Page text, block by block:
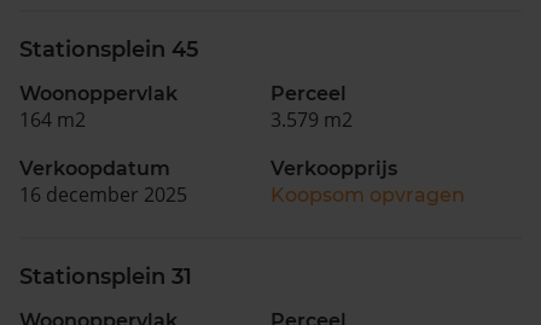
Stationsplein 45
Woonoppervlak
164 m2
Perceel
3.579 m2
Verkoopdatum
16 december 2025
Verkoopprijs
Koopsom opvragen
Stationsplein 31
Woonoppervlak Perceel